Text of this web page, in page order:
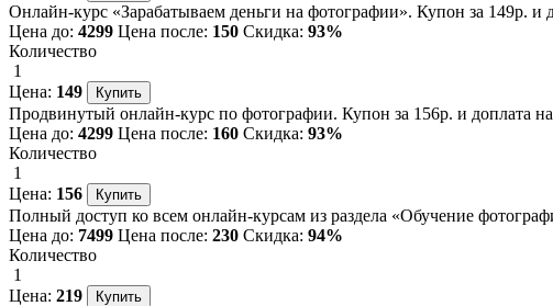
Онлайн-курс «Зарабатываем деньги на фотографии». Купон за 149р. и
Цена до: 4299 Цена после: 150 Скидка: 93%
Количество
1
Цена: 149
Продвинутый онлайн-курс по фотографии. Купон за 156р. и доплата
Цена до: 4299 Цена после: 160 Скидка: 93%
Количество
1
Цена: 156
Полный доступ ко всем онлайн-курсам из раздела «Обучение
Цена до: 7499 Цена после: 230 Скидка: 94%
Количество
1
Цена: 219